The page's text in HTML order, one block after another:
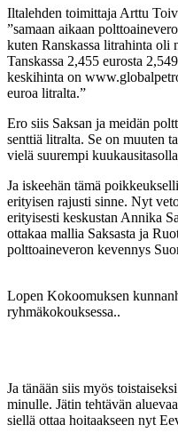
Iltalehden toimittaja Arttu
”samaan aikaan
kuten Ranskassa litrahinta oli
Tanskassa 2,455 eurosta
keskihinta on
euroa litralta.”
Ero siis Saksan ja meidän
senttiä litralta. Se on muuten
vielä suurempi
Ja iskeehän tämä
erityisen rajusti sinne. Nyt
erityisesti keskustan Annika
ottakaa mallia Saksasta ja
polttoaineveron kevennys
Lopen Kokoomuksen
ryhmäkokouksessa..
Ja tänään siis myös
minulle. Jätin tehtävän
siellä ottaa hoitaakseen nyt